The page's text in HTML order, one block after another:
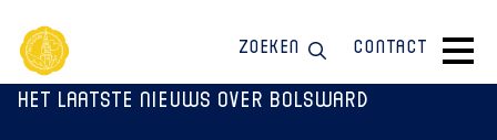
Zoeken Contact
Het laatste nieuws over Bolsward